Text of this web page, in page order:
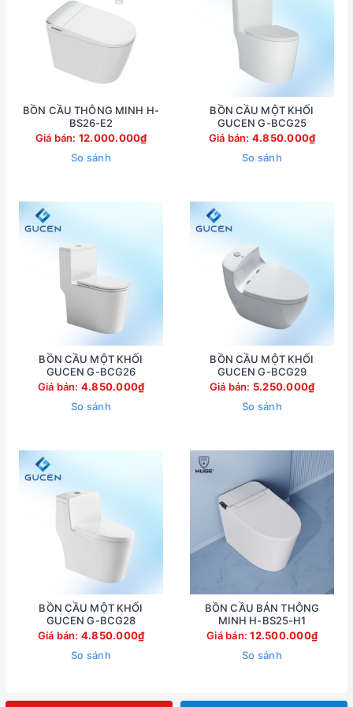
BỒN CẦU THÔNG MINH H-
BS26-E2
Giá bán: 12.000.000₫
So sánh
BỒN CẦU MỘT KHỐI
GUCEN G-BCG25
Giá bán: 4.850.000₫
So sánh
BỒN CẦU MỘT KHỐI
GUCEN G-BCG26
Giá bán: 4.850.000₫
So sánh
BỒN CẦU MỘT KHỐI
GUCEN G-BCG29
Giá bán: 5.250.000₫
So sánh
BỒN CẦU MỘT KHỐI
GUCEN G-BCG28
Giá bán: 4.850.000₫
So sánh
BỒN CẦU BÁN THÔNG
MINH H-BS25-H1
Giá bán:12.500.000₫
So sánh